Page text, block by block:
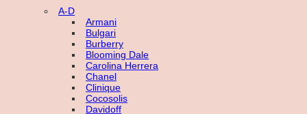
A-D
Armani
Bulgari
Burberry
Blooming Dale
Carolina Herrera
Chanel
Clinique
Cocosolis
Davidoff